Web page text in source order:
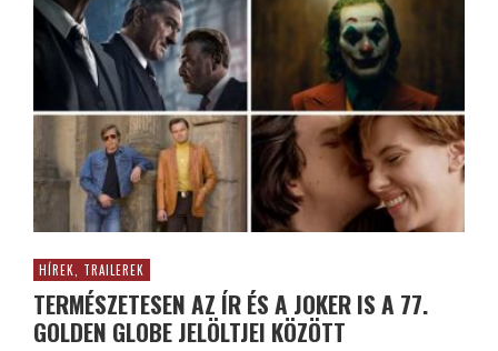
HÍREK, TRAILEREK
TERMÉSZETESEN AZ ÍR ÉS A JOKER IS A 77.
GOLDEN GLOBE JELÖLTJEI KÖZÖTT